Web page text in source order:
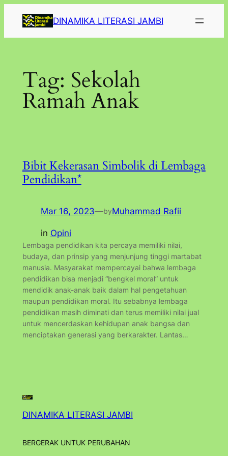
konten
DINAMIKA LITERASI JAMBI
Tag: Sekolah
Ramah Anak
Bibit Kekerasan Simbolik di Lembaga
Pendidikan*
Mar 16, 2023—byMuhammad Rafii
in Opini
Lembaga pendidikan kita percaya memiliki nilai,
budaya, dan prinsip yang menjunjung tinggi martabat
manusia. Masyarakat mempercayai bahwa lembaga
pendidikan bisa menjadi “bengkel moral” untuk
mendidik anak-anak baik dalam hal pengetahuan
maupun pendidikan moral. Itu sebabnya lembaga
pendidikan masih diminati dan terus memiliki nilai jual
untuk mencerdaskan kehidupan anak bangsa dan
menciptakan generasi yang berkarakter. Lantas…
DINAMIKA LITERASI JAMBI
BERGERAK UNTUK PERUBAHAN